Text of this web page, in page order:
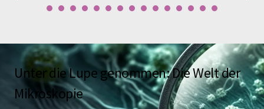
Unter die Lupe genommen: Die Welt der
Mikroskopie